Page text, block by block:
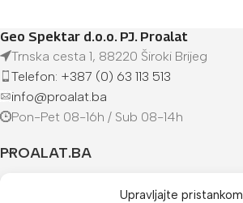
Upravljajte pristankom
Geo Spektar d.o.o. PJ. Proalat
Trnska cesta 1, 88220 Široki Brijeg
Telefon: +387 (0) 63 113 513
info@proalat.ba
Pon-Pet 08-16h / Sub 08-14h
PROALAT.BA
UVJETI KUPOVINE